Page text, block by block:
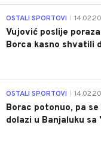
OSTALI SPORTOVI
Vujović poslije
Borca kasno shvatili
OSTALI SPORTOVI
Borac potonuo, pa
dolazi u Banjaluku